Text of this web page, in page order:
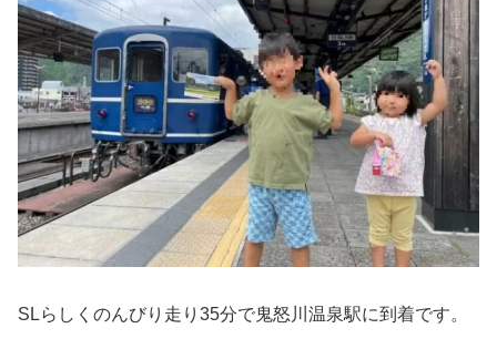
SLらしくのんびり走り35分で鬼怒川温泉駅に到着です。